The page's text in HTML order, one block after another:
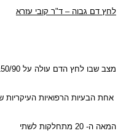
שמאחורי
לחץ דם גבוה – ד"ר קובי עזרא
מצב שבו לחץ הדם עולה על 150/90.
אחת הבעיות הרפואיות העיקריות
המאה ה- 20 מתחלקות לשתי